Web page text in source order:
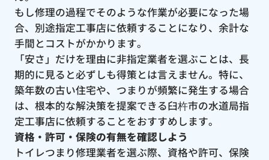
もし修理の過程でそのような作業が必要になった場
合、別途指定工事店に依頼することになり、余計な
手間とコストがかかります。
「安さ」だけを理由に非指定業者を選ぶことは、長
期的に見ると必ずしも得策とは言えません。特に、
築年数の古い住宅や、つまりが頻繁に発生する場合
は、根本的な解決策を提案できる臼杵市の水道局指
定工事店に依頼することをおすすめします。
資格・許可・保険の有無を確認しよう
トイレつまり修理業者を選ぶ際、資格や許可、保険